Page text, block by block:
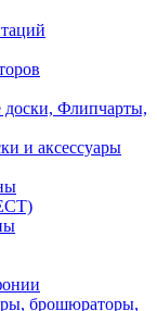
Флипчарты,
и аксессуары
брошюраторы,